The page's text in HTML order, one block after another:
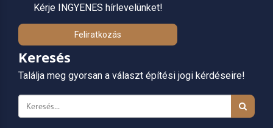
Kérje INGYENES hírlevelünket!
Feliratkozás
Keresés
Találja meg gyorsan a választ építési jogi kérdéseire!